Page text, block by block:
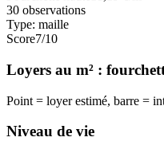
30 observations
Type: maille
Score7/10
Loyers au m² :
Point = loyer estimé, barre =
Niveau de vie